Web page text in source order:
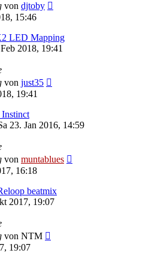
von djtoby
15:46
LED Mapping
2018, 19:41
von just35
19:41
23. Jan 2016, 14:59
von muntablues
16:18
beatmix
2017, 19:07
von NTM
19:07